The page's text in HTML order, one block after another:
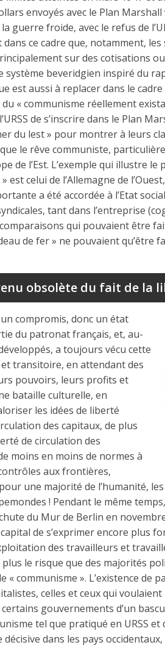
envoyés avec le Plan
guerre froide, avec le refus de
ce cadre que, notamment,
sur des cotisations
système beveridgien inspiré du
est aussi à replacer dans le
« communisme réellement
de s’inscrire dans le Plan
du lest » pour montrer à leurs
le rêve communiste,
de l’Est. L’exemple qui illustre
est celui de l’Allemagne de
a été accordée à l’Etat
tant dans l’entreprise
qui pouvaient être
de fer » ne pouvaient qu’être
obsolète du fait de la
compromis, donc un état
du patronat français, et, au-
a toujours vécu cette
transitoire, en attendant des
pouvoirs, leurs profits et
bataille culturelle, en
les idées de liberté
des capitaux, de plus
de circulation des
moins en moins de normes à
aux frontières,
une majorité de l’humanité,
! Pendant le même
du Mur de Berlin en
de s’exprimer encore plus
des travailleurs et
plus le risque que des majorités
« communisme ». L’existence de
celles et ceux qui
gouvernements d’un
tel que pratiqué en URSS
dans les pays